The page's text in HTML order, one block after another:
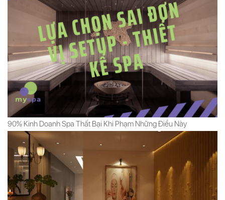
90% Kinh Doanh Spa Thất Bại Khi Phạm Những Điều Này